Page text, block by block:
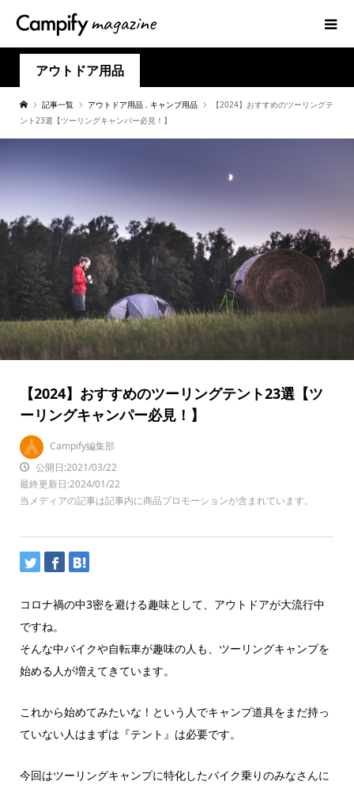
アウトドア用品
記事一覧 アウトドア用品 , キャンプ用品
【2024】おすすめのツーリングテ
ント23選【ツーリングキャンパー必見！】
【2024】おすすめのツーリングテント23選【ツ
ーリングキャンパー必見！】
Campify編集部
公開日:2021/03/22
最終更新日:2024/01/22
当メディアの記事は記事内に商品プロモーションが含まれています。
コロナ禍の中3密を避ける趣味として、アウトドアが大流行中
ですね。
そんな中バイクや自転車が趣味の人も、ツーリングキャンプを
始める人が増えてきています。
これから始めてみたいな！という人でキャンプ道具をまだ持っ
ていない人はまずは『テント』は必要です。
今回はツーリングキャンプに特化したバイク乗りのみなさんに